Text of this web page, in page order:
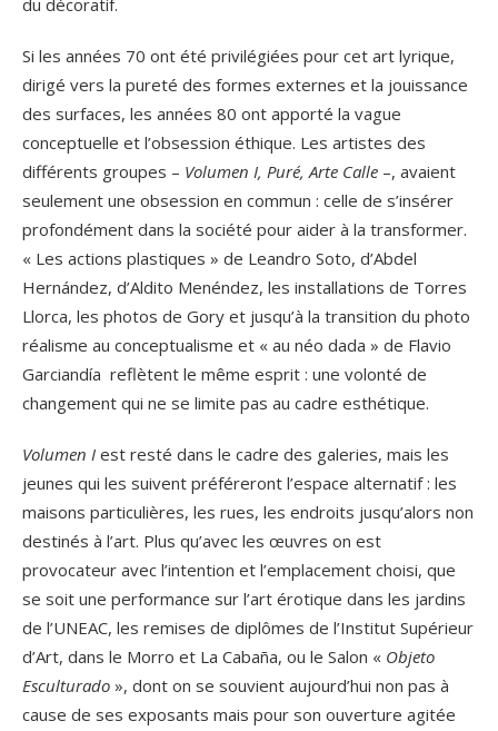
du décoratif.
Si les années 70 ont été privilégiées pour cet art lyrique,
dirigé vers la pureté des formes externes et la jouissance
des surfaces, les années 80 ont apporté la vague
conceptuelle et l’obsession éthique. Les artistes des
différents groupes – Volumen I, Puré, Arte Calle –, avaient
seulement une obsession en commun : celle de s’insérer
profondément dans la société pour aider à la transformer.
« Les actions plastiques » de Leandro Soto, d’Abdel
Hernández, d’Aldito Menéndez, les installations de Torres
Llorca, les photos de Gory et jusqu’à la transition du photo
réalisme au conceptualisme et « au néo dada » de Flavio
Garciandía reflètent le même esprit : une volonté de
changement qui ne se limite pas au cadre esthétique.
Volumen I est resté dans le cadre des galeries, mais les
jeunes qui les suivent préféreront l’espace alternatif : les
maisons particulières, les rues, les endroits jusqu’alors non
destinés à l’art. Plus qu’avec les œuvres on est
provocateur avec l’intention et l’emplacement choisi, que
se soit une performance sur l’art érotique dans les jardins
de l’UNEAC, les remises de diplômes de l’Institut Supérieur
d’Art, dans le Morro et La Cabaña, ou le Salon « Objeto
Esculturado », dont on se souvient aujourd’hui non pas à
cause de ses exposants mais pour son ouverture agitée